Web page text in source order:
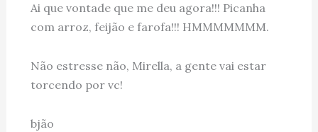
Ai que vontade que me deu agora!!! Picanha
com arroz, feijão e farofa!!! HMMMMMMM.
Não estresse não, Mirella, a gente vai estar
torcendo por vc!
bjão